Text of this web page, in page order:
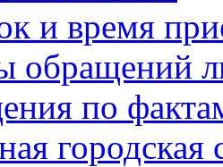
и время
обращений
по
городская